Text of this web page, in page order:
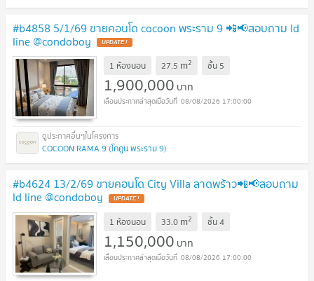
#b4858 5/1/69 ขายคอนโด cocoon พระราม 9 📲📢สอบถาม ld
line @condoboy UPDATE !
1 ห้องนอน 27.5 m2 ชั้น 5
1,900,000 บาท
08/08/2026 17:00:00
COCOON RAMA 9 (โคคูน พระราม 9)
#b4624 13/2/69 ขายคอนโด City Villa ลาดพร้าว📲📢สอบถาม
ld line @condoboy UPDATE !
1 ห้องนอน 33.0 m2 ชั้น4
1,150,000 บาท
08/08/2026 17:00:00